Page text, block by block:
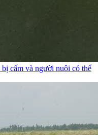
cấm và người nuôi có thể